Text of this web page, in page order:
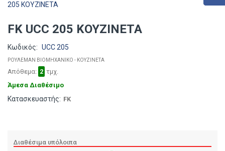
205 ΚΟΥΖΙΝΕΤΑ
FK UCC 205 ΚΟΥΖΙΝΕΤΑ
Κωδικός: UCC 205
ΡΟΥΛΕΜΑΝ ΒΙΟΜΗΧΑΝΙΚΟ - ΚΟΥΖΙΝΕΤΑ
Απόθεμα: 2 τμχ.
Άμεσα Διαθέσιμο
Κατασκευαστής: FK
Διαθέσιμα υπόλοιπα